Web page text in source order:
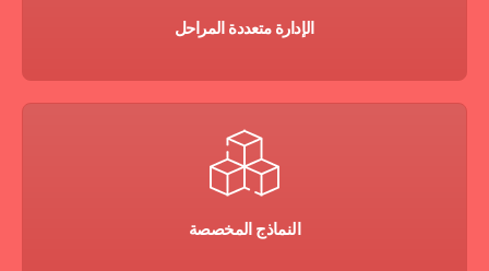
الإدارة متعددة المراحل
النماذج المخصصة